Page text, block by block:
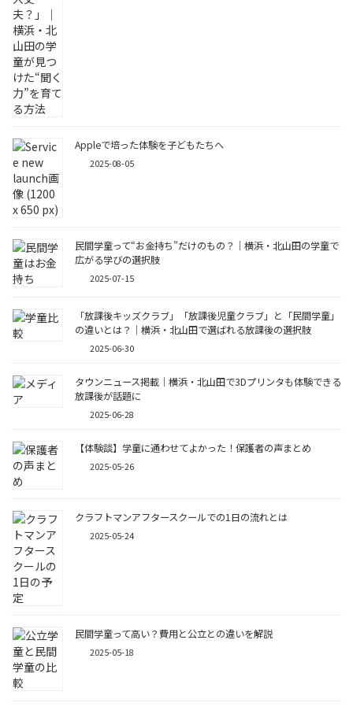
Appleで培った体験を子どもたちへ
2025-08-05
民間学童って“お金持ち”だけのもの？｜横浜・北山田の学童で
広がる学びの選択肢
2025-07-15
「放課後キッズクラブ」「放課後児童クラブ」と「民間学童」
の違いとは？｜横浜・北山田で選ばれる放課後の選択肢
2025-06-30
タウンニュース掲載｜横浜・北山田で3Dプリンタも体験できる
放課後が話題に
2025-06-28
【体験談】学童に通わせてよかった！保護者の声まとめ
2025-05-26
クラフトマンアフタースクールでの1日の流れとは
2025-05-24
民間学童って高い？費用と公立との違いを解説
2025-05-18